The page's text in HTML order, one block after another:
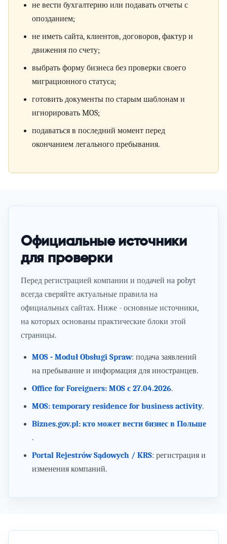
не вести бухгалтерию или подавать отчеты с
опозданием;
не иметь сайта, клиентов, договоров, фактур и
движения по счету;
выбрать форму бизнеса без проверки своего
миграционного статуса;
готовить документы по старым шаблонам и
игнорировать MOS;
подаваться в последний момент перед
окончанием легального пребывания.
Официальные источники
для проверки
Перед регистрацией компании и подачей на pobyt
всегда сверяйте актуальные правила на
официальных сайтах. Ниже - основные источники,
на которых основаны практические блоки этой
страницы.
MOS - Moduł Obsługi Spraw: подача заявлений
на пребывание и информация для иностранцев.
Office for Foreigners: MOS с 27.04.2026.
MOS: temporary residence for business activity.
Biznes.gov.pl: кто может вести бизнес в Польше
.
Portal Rejestrów Sądowych / KRS: регистрация и
изменения компаний.